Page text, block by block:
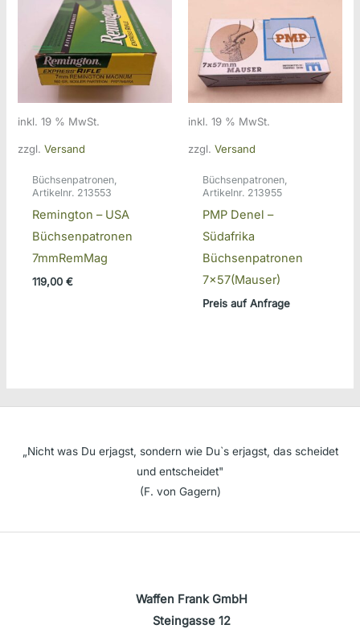
inkl. 19 % MwSt.
zzgl.Versand
Büchsenpatronen,
Artikelnr. 213553
Remington – USA
Büchsenpatronen
7mmRemMag
119,00 €
inkl. 19 % MwSt.
zzgl. Versand
Büchsenpatronen,
Artikelnr. 213955
PMP Denel –
Südafrika
Büchsenpatronen
7×57(Mauser)
Preis auf Anfrage
„Nicht was Du erjagst, sondern wie Du`s erjagst, das scheidet
und entscheidet"
(F. von Gagern)
Waffen Frank GmbH
Steingasse 12